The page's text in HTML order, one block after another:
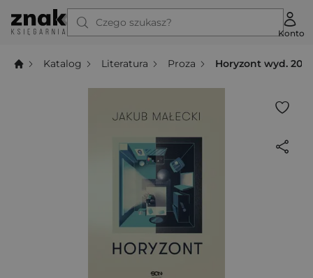
Czego szukasz?
Konto
Katalog Literatura Proza Horyzont wyd.